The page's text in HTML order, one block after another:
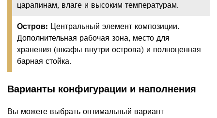
царапинам, влаге и высоким температурам.
Остров: Центральный элемент композиции.
Дополнительная рабочая зона, место для
хранения (шкафы внутри острова) и полноценная
барная стойка.
Варианты конфигурации и наполнения
Вы можете выбрать оптимальный вариант